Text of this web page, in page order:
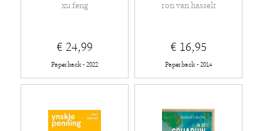
xu feng
€ 24,99
Paperback - 2022
ron van hasselt
€ 16,95
Paperback - 2014